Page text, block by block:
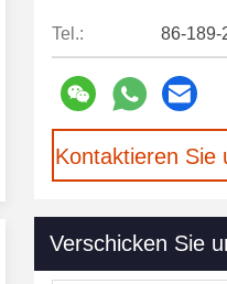
Maschine Zur
Packstellen(5)
Kunststofffolienrolle
Tel.: 86-189-
Kontaktieren Sie
Verschicken Sie